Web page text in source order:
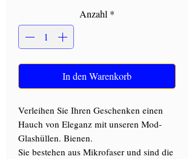
Anzahl *
In den Warenkorb
Verleihen Sie Ihren Geschenken einen
Hauch von Eleganz mit unseren Mod-
Glashüllen. Bienen.
Sie bestehen aus Mikrofaser und sind die